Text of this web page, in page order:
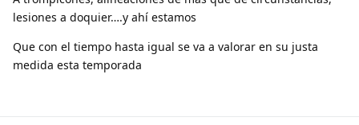
lesiones a doquier….y ahí estamos
Que con el tiempo hasta igual se va a valorar en su justa
medida esta temporada